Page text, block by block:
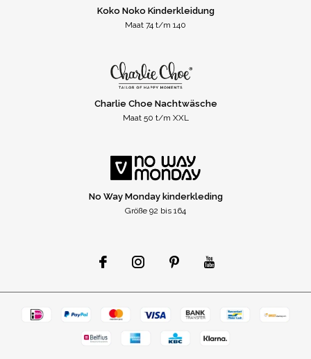
Koko Noko Kinderkleidung
Maat 74 t/m 140
Charlie Choe Nachtwäsche
Maat 50 t/m XXL
No Way Monday kinderkleding
Größe 92 bis 164